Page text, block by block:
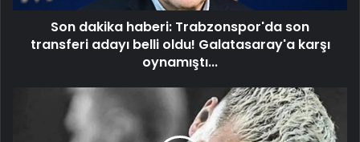
oldu!
Galatasaray'a
karşı
Son dakika haberi: Trabzonspor'da son
transferi adayı belli oldu! Galatasaray'a karşı
oynamıştı...